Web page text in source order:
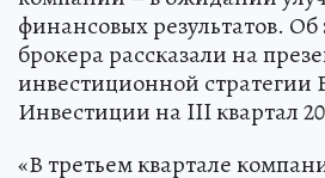
финансовых результатов. Об
брокера рассказали на
инвестиционной
Инвестиции на III квартал
«В третьем квартале